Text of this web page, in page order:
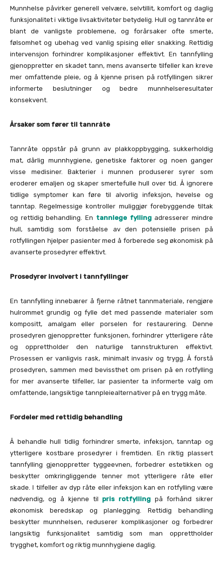
Munnhelse påvirker generell velvære, selvtillit, komfort og daglig
funksjonalitet i viktige livsaktiviteter betydelig. Hull og tannråte er
blant de vanligste problemene, og forårsaker ofte smerte,
følsomhet og ubehag ved vanlig spising eller snakking. Rettidig
intervensjon forhindrer komplikasjoner effektivt. En tannfylling
gjenoppretter en skadet tann, mens avanserte tilfeller kan kreve
mer omfattende pleie, og å kjenne prisen på rotfyllingen sikrer
informerte beslutninger og bedre munnhelseresultater
konsekvent.
Årsaker som fører til tannråte
Tannråte oppstår på grunn av plakkoppbygging, sukkerholdig
mat, dårlig munnhygiene, genetiske faktorer og noen ganger
visse medisiner. Bakterier i munnen produserer syrer som
eroderer emaljen og skaper smertefulle hull over tid. Å ignorere
tidlige symptomer kan føre til alvorlig infeksjon, hevelse og
tanntap. Regelmessige kontroller muliggjør forebyggende tiltak
og rettidig behandling. En tannlege fyllingadresserer mindre
hull, samtidig som forståelse av den potensielle prisen på
rotfyllingen hjelper pasienter med å forberede seg økonomisk på
avanserte prosedyrer effektivt.
Prosedyrer involvert i tannfyllinger
En tannfylling innebærer å fjerne råtnet tannmateriale, rengjøre
hulrommet grundig og fylle det med passende materialer som
kompositt, amalgam eller porselen for restaurering. Denne
prosedyren gjenoppretter funksjonen, forhindrer ytterligere råte
og opprettholder den naturlige tannstrukturen effektivt.
Prosessen er vanligvis rask, minimalt invasiv og trygg. Å forstå
prosedyren, sammen med bevissthet om prisen på en rotfylling
for mer avanserte tilfeller, lar pasienter ta informerte valg om
omfattende, langsiktige tannpleiealternativer på en trygg måte.
Fordeler med rettidig behandling
Å behandle hull tidlig forhindrer smerte, infeksjon, tanntap og
ytterligere kostbare prosedyrer i fremtiden. En riktig plassert
tannfylling gjenoppretter tyggeevnen, forbedrer estetikken og
beskytter omkringliggende tenner mot ytterligere råte eller
skade. I tilfeller av dyp råte eller infeksjon kan en rotfylling være
nødvendig, og å kjenne til pris rotfylling på forhånd sikrer
økonomisk beredskap og planlegging. Rettidig behandling
beskytter munnhelsen, reduserer komplikasjoner og forbedrer
langsiktig funksjonalitet samtidig som man opprettholder
trygghet, komfort og riktig munnhygiene daglig.